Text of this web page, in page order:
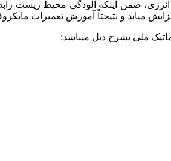
انرژی، ضمن اینکه آلودگی محیط زیست
میابد و نتیجتاً آموزش تعمیرات
ملی بشرح ذیل میباشد: